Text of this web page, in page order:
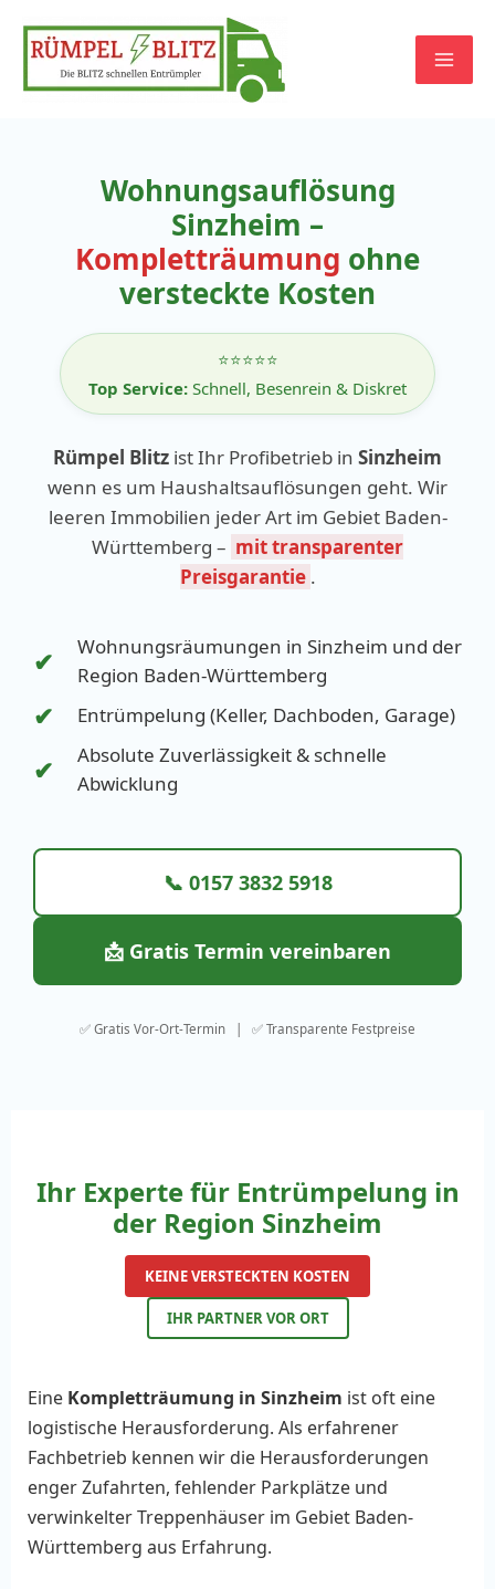
Inhalt
springen
Wohnungsauflösung
Sinzheim –
Kompletträumung ohne
versteckte Kosten
⭐⭐⭐⭐⭐
Top Service: Schnell, Besenrein & Diskret
Rümpel Blitz ist Ihr Profibetrieb in Sinzheim
wenn es um Haushaltsauflösungen geht. Wir
leeren Immobilien jeder Art im Gebiet Baden-
Württemberg – mit transparenter
Preisgarantie .
✔
Wohnungsräumungen in Sinzheim und der
Region Baden-Württemberg
✔ Entrümpelung (Keller, Dachboden, Garage)
✔
Absolute Zuverlässigkeit & schnelle
Abwicklung
📞 0157 3832 5918
📩 Gratis Termin vereinbaren
✅ Gratis Vor-Ort-Termin | ✅ Transparente Festpreise
Ihr Experte für Entrümpelung in
der Region Sinzheim
KEINE VERSTECKTEN KOSTEN
IHR PARTNER VOR ORT
Eine Kompletträumung in Sinzheim ist oft eine
logistische Herausforderung. Als erfahrener
Fachbetrieb kennen wir die Herausforderungen
enger Zufahrten, fehlender Parkplätze und
verwinkelter Treppenhäuser im Gebiet Baden-
Württemberg aus Erfahrung.